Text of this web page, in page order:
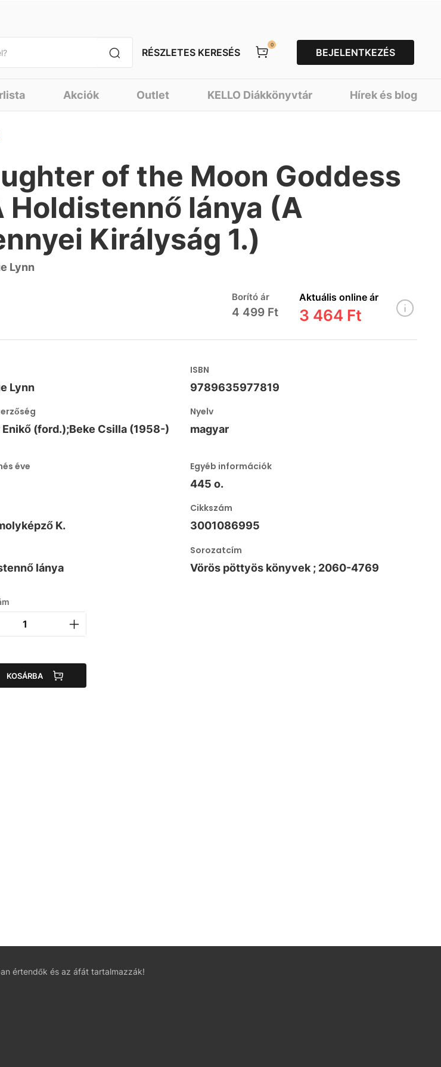
RÉSZLETES KERESÉS
0
BEJELENTKEZÉS
Akciók Outlet KELLO Diákkönyvtár Hírek és blog
of the Moon Goddess
Holdistennő lánya (A
Királyság 1.)
Lynn
Borító ár
4 499 Ft
Aktuális online ár
3 464 Ft
Lynn
ISBN
9789635977819
Enikő (ford.);Beke Csilla (1958-)
Nyelv
magyar
éve Egyéb információk
445 o.
K.
Cikkszám
3001086995
lánya
Sorozatcím
Vörös pöttyös könyvek ; 2060-4769
KOSÁRBA
értendők és az áfát tartalmazzák!